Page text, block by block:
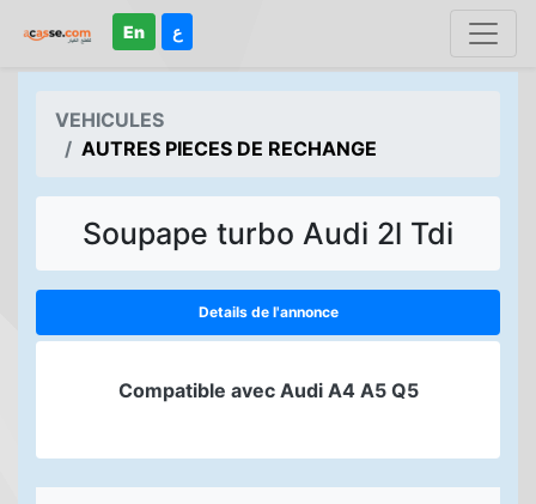
En ع
VEHICULES
AUTRES PIECES DE RECHANGE
Soupape turbo Audi 2l Tdi
Details de l'annonce
Compatible avec Audi A4 A5 Q5